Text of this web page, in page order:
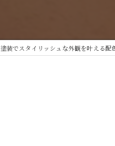
塗装でスタイリッシュな外観を叶える配